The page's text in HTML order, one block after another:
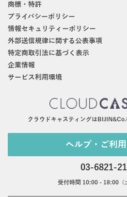
商標・特許
プライバシーポリシー
情報セキュリティーポリシー
外部送信規律に関する公表事項
特定商取引法に基づく表示
企業情報
サービス利用環境
クラウドキャスティングは
ヘルプ・ご利
03-6821-
受付時間 10:00 - 18:00（